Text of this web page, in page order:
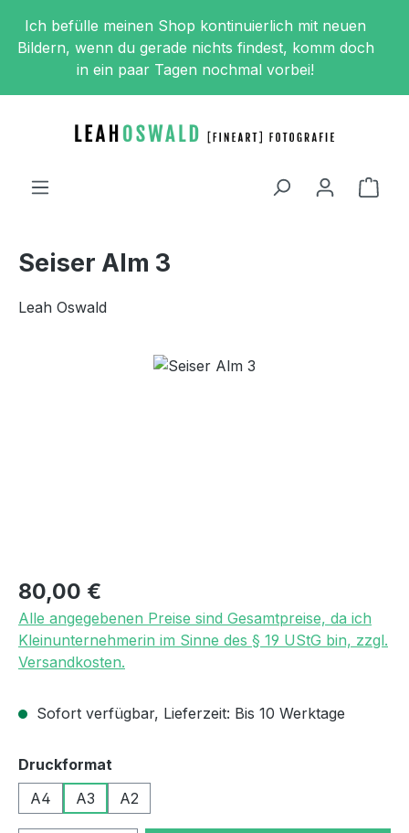
Zum Hauptinhalt springen
Ich befülle meinen Shop kontinuierlich mit neuen
Bildern, wenn du gerade nichts findest, komm doch
in ein paar Tagen nochmal vorbei!
Seiser Alm 3
Leah Oswald
Bildergalerie überspringen
Regulärer Preis:
80,00 €
Alle angegebenen Preise sind Gesamtpreise, da ich
Kleinunternehmerin im Sinne des § 19 UStG bin, zzgl.
Versandkosten.
Sofort verfügbar, Lieferzeit: Bis 10 Werktage
Druckformat
A4
A3 A2